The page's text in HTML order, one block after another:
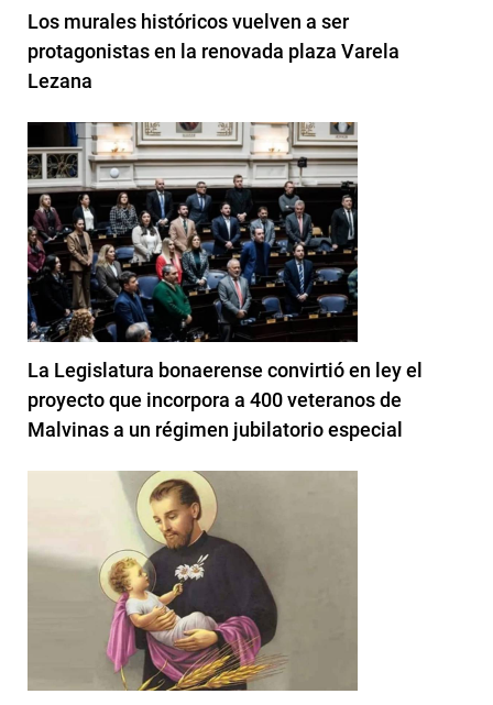
Los murales históricos vuelven a ser
protagonistas en la renovada plaza Varela
Lezana
La Legislatura bonaerense convirtió en ley el
proyecto que incorpora a 400 veteranos de
Malvinas a un régimen jubilatorio especial